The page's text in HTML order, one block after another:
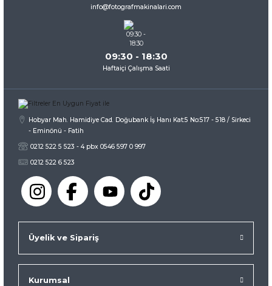
info@fotografmakinalari.com
09:30 - 18:30
Haftaiçi Çalışma Saati
Hobyar Mah. Hamidiye Cad. Doğubank İş Hanı Kat:5 No:517 - 518 / Sirkeci
- Eminönü - Fatih
0212 522 5 523 - 4 pbx 0546 597 0 997
0212 522 6 523
Üyelik ve Sipariş
Kurumsal